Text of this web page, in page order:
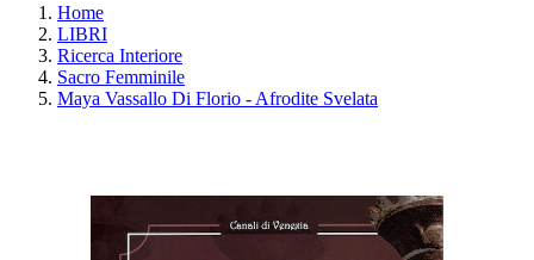
Home
LIBRI
Ricerca Interiore
Sacro Femminile
Maya Vassallo Di Florio - Afrodite Svelata